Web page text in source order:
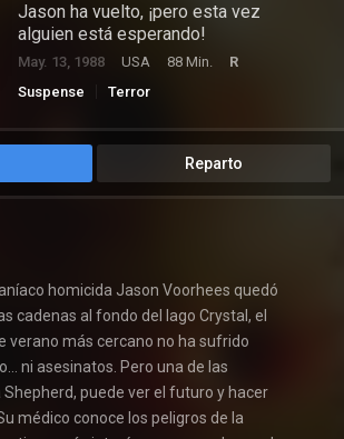
Jason ha vuelto, ¡pero esta vez
alguien está esperando!
May. 13, 1988 USA 88 Min.
R
Suspense
Terror
Reparto
homicida Jason Voorhees quedó
cadenas al fondo del lago Crystal, el
verano más cercano no ha sufrido
ni asesinatos. Pero una de las
puede ver el futuro y hacer
médico conoce los peligros de la